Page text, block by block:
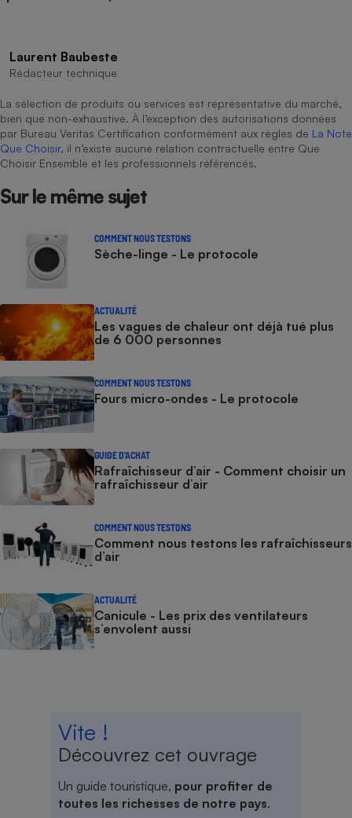
Laurent Baubeste
Rédacteur technique
La sélection de produits ou services est représentative du marché,
bien que non-exhaustive. À l’exception des autorisations données
par Bureau Veritas Certification conformément aux règles de La Note
Que Choisir, il n’existe aucune relation contractuelle entre Que
Choisir Ensemble et les professionnels référencés.
Sur le même sujet
COMMENT NOUS TESTONS
Sèche-linge - Le protocole
ACTUALITÉ
Les vagues de chaleur ont déjà tué plus
de 6 000 personnes
COMMENT NOUS TESTONS
Fours micro-ondes - Le protocole
GUIDE D'ACHAT
Rafraîchisseur d’air - Comment choisir un
rafraîchisseur d’air
COMMENT NOUS TESTONS
Comment nous testons les rafraîchisseurs
d’air
ACTUALITÉ
Canicule - Les prix des ventilateurs
s’envolent aussi
Vite !
Découvrez cet ouvrage
Un guide touristique, pour profiter de
toutes les richesses de notre pays.